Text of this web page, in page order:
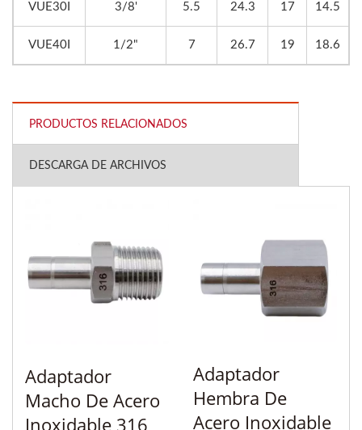
VUE30I 3/8' 5.5 24.3 17 14.5
VUE40I 1/2" 7 26.7 19 18.6
PRODUCTOS RELACIONADOS
DESCARGA DE ARCHIVOS
Adaptador
Macho De Acero
Inoxidable 316
Adaptador
Hembra De
Acero Inoxidable